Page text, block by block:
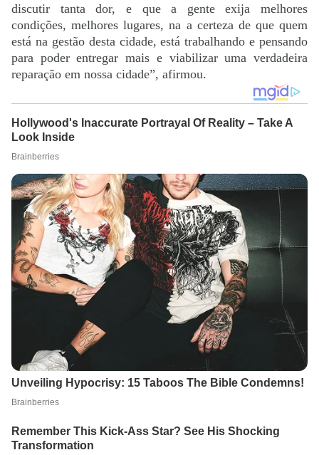
discutir tanta dor, e que a gente exija melhores
condições, melhores lugares, na a certeza de que quem
está na gestão desta cidade, está trabalhando e pensando
para poder entregar mais e viabilizar uma verdadeira
reparação em nossa cidade”, afirmou.